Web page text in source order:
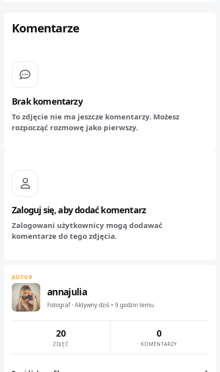
Komentarze
Brak komentarzy
To zdjęcie nie ma jeszcze komentarzy. Możesz
rozpocząć rozmowę jako pierwszy.
Zaloguj się, aby dodać komentarz
Zalogowani użytkownicy mogą dodawać
komentarze do tego zdjęcia.
AUTOR
annajulia
Fotograf · Aktywny dziś • 9 godzin temu
20
ZDJĘĆ
0
KOMENTARZY